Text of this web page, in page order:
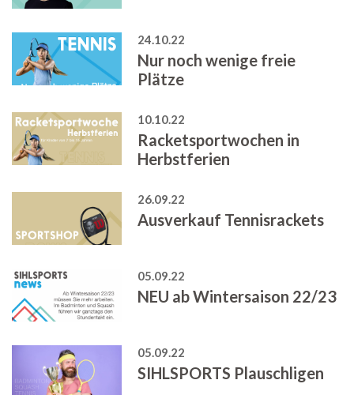
24.10.22
Nur noch wenige freie
Plätze
10.10.22
Racketsportwochen in
Herbstferien
26.09.22
Ausverkauf Tennisrackets
05.09.22
NEU ab Wintersaison 22/23
05.09.22
SIHLSPORTS Plauschligen